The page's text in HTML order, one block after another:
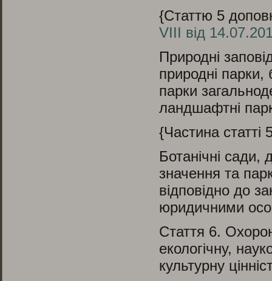
{Статтю 5
VIII від
Природні
природні парки,
парки
ландшафтні
{Частина статті
Ботанічні сади,
значення та
відповідно до
юридичними
Стаття 6.
екологічну,
культурну